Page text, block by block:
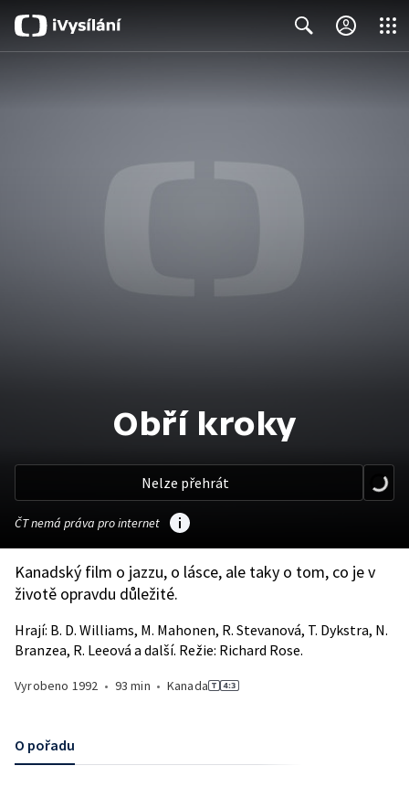
Obří kroky
Nelze přehrát
ČT nemá práva pro internet
Kanadský film o jazzu, o lásce, ale taky o tom, co je v
životě opravdu důležité.
Hrají: B. D. Williams, M. Mahonen, R. Stevanová, T. Dykstra, N.
Branzea, R. Leeová a další. Režie: Richard Rose.
Vyrobeno 1992 • 93 min • Kanada
O pořadu